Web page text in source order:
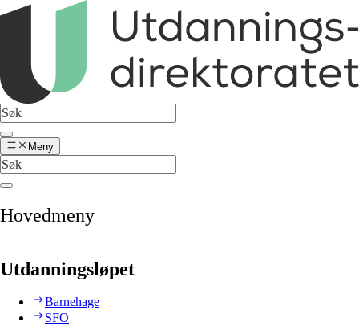
Meny
Hovedmeny
Utdanningsløpet
Barnehage
SFO